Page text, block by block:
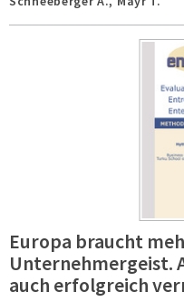
Europa braucht
Unternehmergeist.
auch erfolgreich